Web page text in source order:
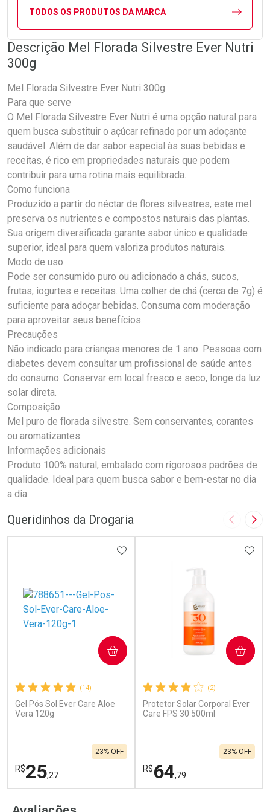
TODOS OS PRODUTOS DA MARCA
Descrição Mel Florada Silvestre Ever Nutri
300g
Mel Florada Silvestre Ever Nutri 300g
Para que serve
O Mel Florada Silvestre Ever Nutri é uma opção natural para
quem busca substituir o açúcar refinado por um adoçante
saudável. Além de dar sabor especial às suas bebidas e
receitas, é rico em propriedades naturais que podem
contribuir para uma rotina mais equilibrada.
Como funciona
Produzido a partir do néctar de flores silvestres, este mel
preserva os nutrientes e compostos naturais das plantas.
Sua origem diversificada garante sabor único e qualidade
superior, ideal para quem valoriza produtos naturais.
Modo de uso
Pode ser consumido puro ou adicionado a chás, sucos,
frutas, iogurtes e receitas. Uma colher de chá (cerca de 7g) é
suficiente para adoçar bebidas. Consuma com moderação
para aproveitar seus benefícios.
Precauções
Não indicado para crianças menores de 1 ano. Pessoas com
diabetes devem consultar um profissional de saúde antes
do consumo. Conservar em local fresco e seco, longe da luz
solar direta.
Composição
Mel puro de florada silvestre. Sem conservantes, corantes
ou aromatizantes.
Informações adicionais
Produto 100% natural, embalado com rigorosos padrões de
qualidade. Ideal para quem busca sabor e bem-estar no dia
a dia.
Queridinhos da Drogaria Imagem
(14)
Gel Pós Sol Ever Care Aloe
Vera 120g
R$25,27
23% OFF
ADICIONAR AOS FAVORITOS
COMPRAR
(2)
Protetor Solar Corporal Ever
Care FPS 30 500ml
R$64,79
23% OFF
COMPRAR